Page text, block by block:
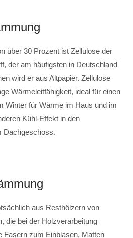
über 30 Prozent ist Zellulose der
der am häufigsten in Deutschland
wird er aus Altpapier. Zellulose
Wärmeleitfähigkeit, ideal für einen
Winter für Wärme im Haus und im
Kühl-Effekt in den
Dachgeschoss.
aus Resthölzern von
die bei der Holzverarbeitung
Fasern zum Einblasen, Matten